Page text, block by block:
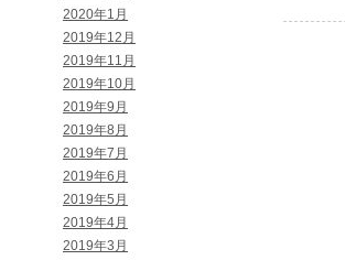
2020年1月
2019年12月
2019年11月
2019年10月
2019年9月
2019年8月
2019年7月
2019年6月
2019年5月
2019年4月
2019年3月